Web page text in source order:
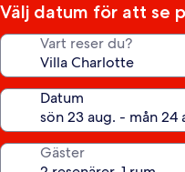
Välj datum för att se
Vart reser du?
Datum
Gäster